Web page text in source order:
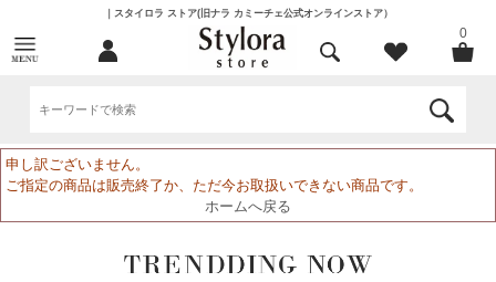
｜スタイロラ ストア(旧ナラ カミーチェ公式オンラインストア）
0
申し訳ございません。
ご指定の商品は販売終了か、ただ今お取扱いできない商品です。
ホームへ戻る